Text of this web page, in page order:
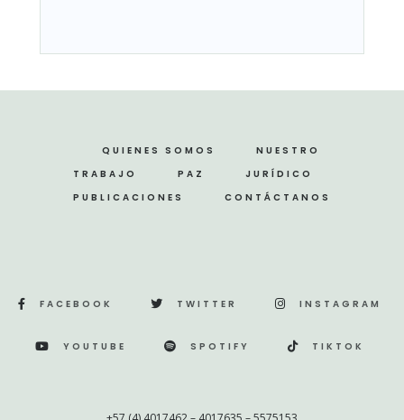
QUIENES SOMOS
NUESTRO
TRABAJO
PAZ
JURÍDICO
PUBLICACIONES
CONTÁCTANOS
FACEBOOK TWITTER INSTAGRAM
YOUTUBE SPOTIFY TIKTOK